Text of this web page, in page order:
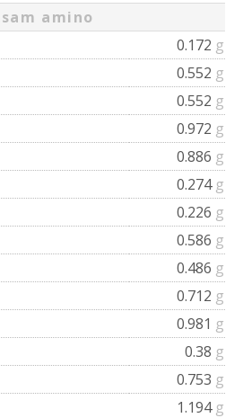
amino
0.172 g
0.552 g
0.552 g
0.972 g
0.886 g
0.274 g
0.226 g
0.586 g
0.486 g
0.712 g
0.981 g
0.38 g
0.753 g
1.194 g